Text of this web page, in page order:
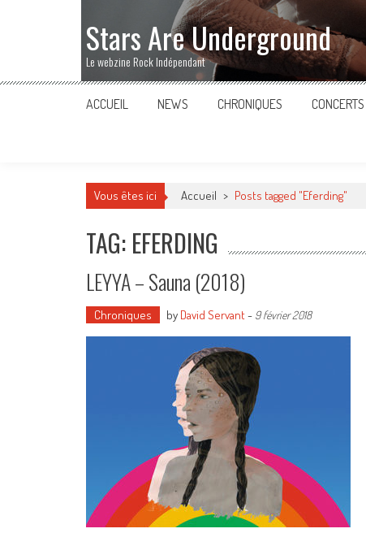
Stars Are Underground
Le webzine Rock Indépendant
ACCUEIL NEWS CHRONIQUES CONCERTS
Vous êtes ici Accueil > Posts tagged "Eferding"
TAG: EFERDING
LEYYA – Sauna (2018)
Chroniques by David Servant- 9 février 2018